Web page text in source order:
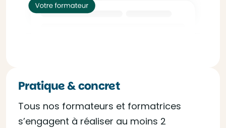
Pratique & concret
Tous nos formateurs et formatrices
s’engagent à réaliser au moins 2